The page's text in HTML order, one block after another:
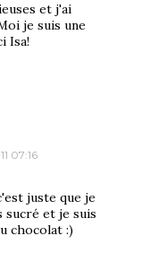
et j'ai
je suis une
Isa!
07:16
juste que je
sucré et je suis
chocolat :)